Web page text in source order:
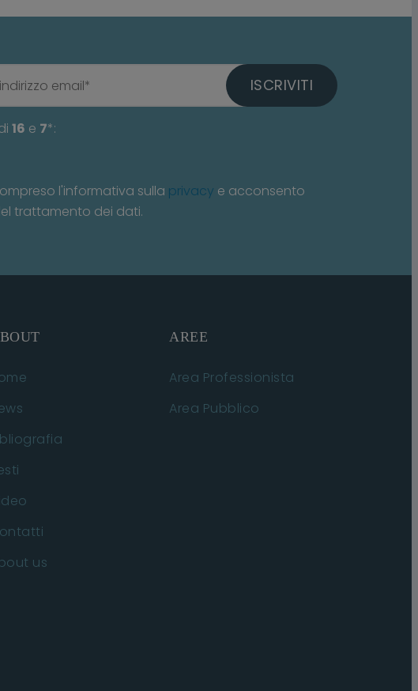
16 e 7*:
l'informativa sulla privacy e acconsento
trattamento dei dati.
ISCRIVITI
us
AREE
Area Professionista
Area Pubblico